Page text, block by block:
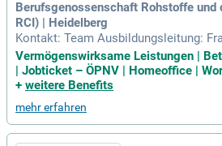
Berufsgenossenschaft Rohstoffe und
RCI) | Heidelberg
Kontakt: Team Ausbildungsleitung:
Telefon: 06221 5108-46622. Frau
221 5108-46621. Weitere Infos unter:
portal/studium.
Vermögenswirksame Leistungen |
| Jobticket – ÖPNV | Homeoffice |
+ weitere Benefits
mehr erfahren